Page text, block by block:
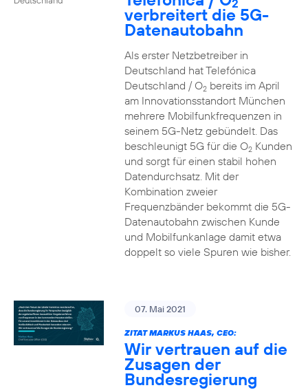
2
verbreitert die 5G-
Datenautobahn
Als erster Netzbetreiber in
Deutschland hat Telefónica
Deutschland / O2bereits im April
am Innovationsstandort München
mehrere Mobilfunkfrequenzen in
seinem 5G-Netz gebündelt. Das
beschleunigt 5G für die O2Kunden
und sorgt für einen stabil hohen
Datendurchsatz. Mit der
Kombination zweier
Frequenzbänder bekommt die 5G-
Datenautobahn zwischen Kunde
und Mobilfunkanlage damit etwa
doppelt so viele Spuren wie bisher.
07. Mai 2021
ZITAT MARKUS HAAS, CEO:
Wir vertrauen auf die
Zusagen der
Bundesregierung